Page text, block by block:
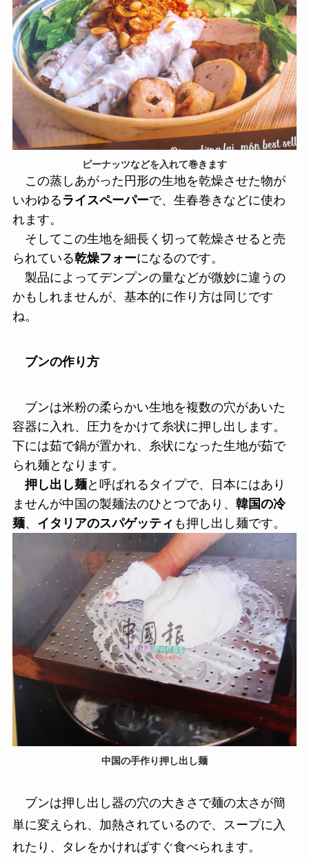
ピーナッツなどを入れて巻きます
この蒸しあがった円形の生地を乾燥させた物が
いわゆる ライスペーパーで、生春巻きなどに使わ
れます。
そしてこの生地を細長く切って乾燥させると売
られている乾燥フォーになるのです。
製品によってデンプンの量などが微妙に違うの
かもしれませんが、基本的に作り方は同じです
ね。
ブンの作り方
ブンは米粉の柔らかい生地を複数の穴があいた
容器に入れ、圧力をかけて糸状に押し出します。
下には茹で鍋が置かれ、糸状になった生地が茹で
られ麺となります。
押し出し麺と呼ばれるタイプで、日本にはあり
ませんが中国の製麺法のひとつであり、 韓国の冷
麺、 イタリアのスパゲッティ も押し出し麺です。
中国の手作り押し出し麺
ブンは押し出し器の穴の大きさで麺の太さが簡
単に変えられ、加熱されているので、スープに入
れたり、タレをかければすぐ食べられます。